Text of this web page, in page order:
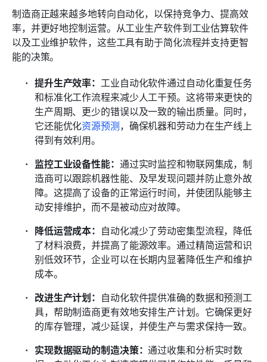
制造商正越来越多地转向自动化，以保持竞争力、提高效
率，并更好地控制运营。从工业生产软件到工业估算软件
以及工业维护软件，这些工具有助于简化流程并支持更智
能的决策。
提升生产效率：工业自动化软件通过自动化重复任务
和标准化工作流程来减少人工干预。这将带来更快的
生产周期、更少的错误以及一致的输出质量。同时，
它还能优化资源预测，确保机器和劳动力在生产线上
得到有效利用。
监控工业设备性能： 通过实时监控和物联网集成，制
造商可以跟踪机器性能、及早发现问题并防止意外故
障。这提高了设备的正常运行时间，并使团队能够主
动安排维护，而不是被动应对故障。
降低运营成本： 自动化减少了劳动密集型流程，降低
了材料浪费，并提高了能源效率。通过精简运营和识
别低效环节，企业可以在长期内显著降低生产和维护
成本。
改进生产计划： 自动化软件提供准确的数据和预测工
具，帮助制造商更有效地安排生产计划。它确保更好
的库存管理，减少延误，并使生产与需求保持一致。
实现数据驱动的制造决策：通过收集和分析实时数